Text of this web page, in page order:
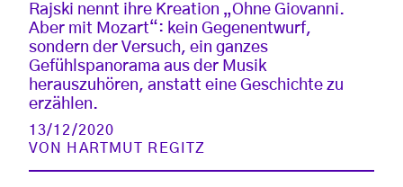
Rajski nennt ihre Kreation „Ohne Giovanni.
Aber mit Mozart“: kein Gegenentwurf,
sondern der Versuch, ein ganzes
Gefühlspanorama aus der Musik
herauszuhören, anstatt eine Geschichte zu
erzählen.
13/12/2020
VON
HARTMUT REGITZ